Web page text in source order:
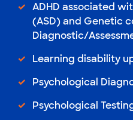
ADHD associated
(ASD) and Genetic
Diagnostic/
Learning disability
Psychological
Psychological